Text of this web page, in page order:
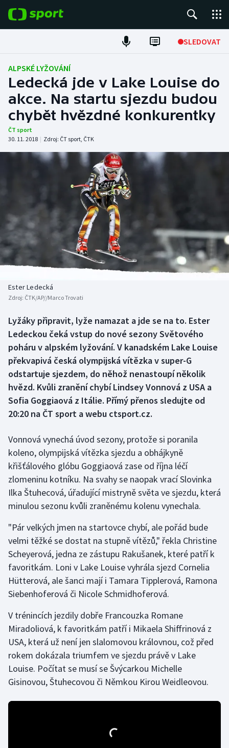
SLEDOVAT
Fotbal
Hokej
Tenis
Atletika
Cyklistika
DALŠÍ SPORTY
Americký fotbal
Baseball a softbal
Basketbal
Biatlon
Box
Curling
Dostihy
Florbal
Futsal
Golf
Gymnastika
Házená
Jezdectví
Judo
Krasobruslení
Lyže a snowboard
Moderní pětiboj
Motorsport
Olympijské hry
NEPŘEHLÉDNĚTE
Historické návraty
Aplikace ČT sport
ALPSKÉ LYŽOVÁNÍ
Ledecká jde v Lake Louise do
akce. Na startu sjezdu budou
chybět hvězdné konkurentky
ČT sport
30. 11. 2018 | Zdroj: ČT sport, ČTK
Ester Ledecká
Zdroj: ČTK/AP//Marco Trovati
Lyžáky připravit, lyže namazat a jde se na to. Ester
Ledeckou čeká vstup do nové sezony Světového
poháru v alpském lyžování. V kanadském Lake Louise
překvapivá česká olympijská vítězka v super-G
odstartuje sjezdem, do něhož nenastoupí několik
hvězd. Kvůli zranění chybí Lindsey Vonnová z USA a
Sofia Goggiaová z Itálie. Přímý přenos sledujte od
20:20 na ČT sport a webu ctsport.cz.
Vonnová vynechá úvod sezony, protože si poranila
koleno, olympijská vítězka sjezdu a obhájkyně
křišťálového glóbu Goggiaová zase od října léčí
zlomeninu kotníku. Na svahy se naopak vrací Slovinka
Ilka Štuhecová, úřadující mistryně světa ve sjezdu, která
minulou sezonu kvůli zraněnému kolenu vynechala.
"Pár velkých jmen na startovce chybí, ale pořád bude
velmi těžké se dostat na stupně vítězů," řekla Christine
Scheyerová, jedna ze zástupu Rakušanek, které patří k
favoritkám. Loni v Lake Louise vyhrála sjezd Cornelia
Hütterová, ale šanci mají i Tamara Tipplerová, Ramona
Siebenhoferová či Nicole Schmidhoferová.
V trénincích jezdily dobře Francouzka Romane
Miradoliová, k favoritkám patří i Mikaela Shiffrinová z
USA, která už není jen slalomovou královnou, což před
rokem dokázala triumfem ve sjezdu právě v Lake
Louise. Počítat se musí se Švýcarkou Michelle
Gisinovou, Štuhecovou či Němkou Kirou Weidleovou.